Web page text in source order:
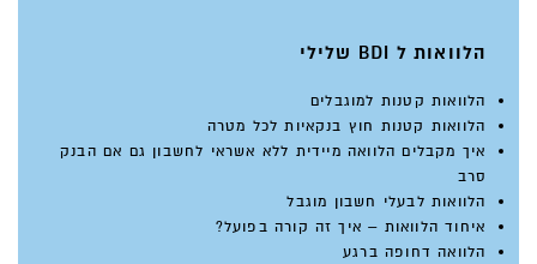
הלוואות ל BDI שלילי
הלוואות קטנות למוגבלים
הלוואות קטנות חוץ בנקאיות לכל מטרה
איך מקבלים הלוואה מיידית ללא אשראי לחשבון גם אם הבנק
סרב
הלוואות לבעלי חשבון מוגבל
איחוד הלוואות – איך זה קורה בפועל?
הלוואה דחופה ברגע